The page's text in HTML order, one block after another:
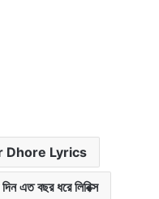
Dhore Lyrics
এত বছর ধরে লিরিক্স